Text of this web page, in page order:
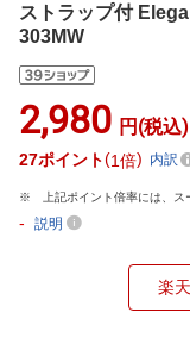
ストラップ付
303MW
2,980 円(税込)
27ポイント 1倍 内訳
上記ポイント倍率には、
- 説明
楽